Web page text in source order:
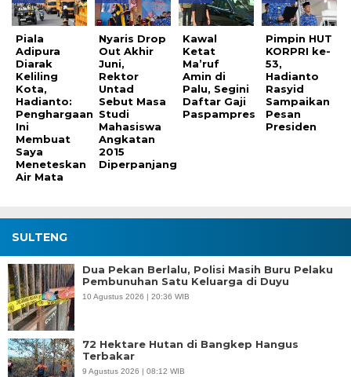
Piala
Adipura
Diarak
Keliling
Kota,
Hadianto:
Penghargaan
Ini
Membuat
Saya
Meneteskan
Air Mata
Nyaris Drop
Out Akhir
Juni,
Rektor
Untad
Sebut Masa
Studi
Mahasiswa
Angkatan
2015
Diperpanjang
Kawal
Ketat
Ma’ruf
Amin di
Palu, Segini
Daftar Gaji
Paspampres
Pimpin HUT
KORPRI ke-
53,
Hadianto
Rasyid
Sampaikan
Pesan
Presiden
SULTENG
Dua Pekan Berlalu, Polisi Masih Buru Pelaku
Pembunuhan Satu Keluarga di Duyu
10 Agustus 2026 | 20:36 WIB
72 Hektare Hutan di Bangkep Hangus
Terbakar
9 Agustus 2026 | 08:12 WIB